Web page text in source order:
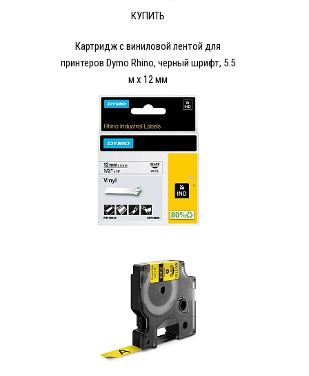
КУПИТЬ
Картридж c виниловой лентой для
принтеров Dymo Rhino, черный шрифт, 5.5
м x 12 мм